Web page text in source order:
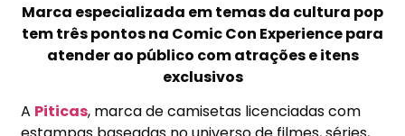
Marca especializada em temas da cultura pop
tem três pontos na Comic Con Experience para
atender ao público com atrações e itens
exclusivos
A Piticas, marca de camisetas licenciadas com